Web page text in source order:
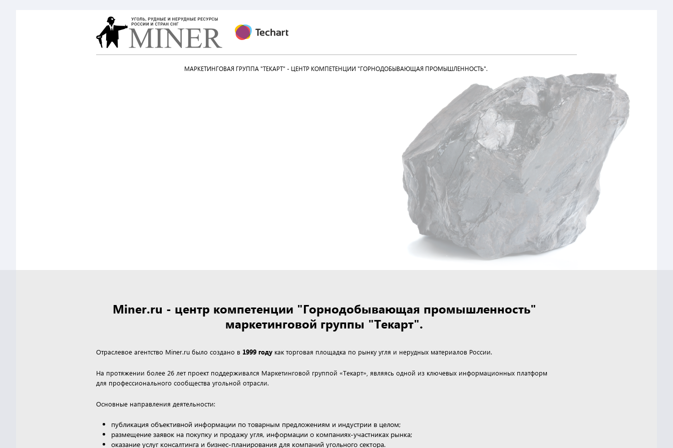
МАРКЕТИНГОВАЯ ГРУППА "ТЕКАРТ" - ЦЕНТР КОМПЕТЕНЦИИ "ГОРНОДОБЫВАЮЩАЯ ПРОМЫШЛЕННОСТЬ".
Miner.ru - центр компетенции "Горнодобывающая промышленность"
маркетинговой группы "Текарт".
Отраслевое агентство Miner.ru было создано в 1999 году как торговая площадка по рынку угля и нерудных материалов России.
На протяжении более 26 лет проект поддерживался Маркетинговой группой «Текарт», являясь одной из ключевых информационных платформ
для профессионального сообщества угольной отрасли.
Основные направления деятельности:
публикация объективной информации по товарным предложениям и индустрии в целом;
размещение заявок на покупку и продажу угля, информации о компаниях-участниках рынка;
оказание услуг консалтинга и бизнес-планирования для компаний угольного сектора.